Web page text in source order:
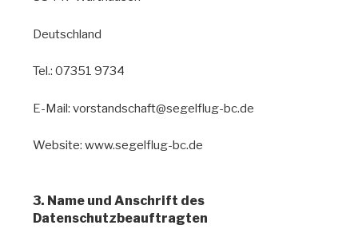
Deutschland
Tel.: 07351 9734
E-Mail: vorstandschaft@segelflug-bc.de
Website: www.segelflug-bc.de
3. Name und Anschrift des
Datenschutzbeauftragten